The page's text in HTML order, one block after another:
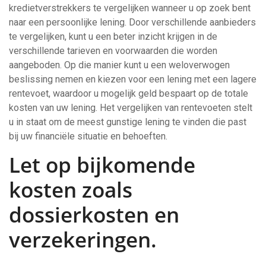
kredietverstrekkers te vergelijken wanneer u op zoek bent
naar een persoonlijke lening. Door verschillende aanbieders
te vergelijken, kunt u een beter inzicht krijgen in de
verschillende tarieven en voorwaarden die worden
aangeboden. Op die manier kunt u een weloverwogen
beslissing nemen en kiezen voor een lening met een lagere
rentevoet, waardoor u mogelijk geld bespaart op de totale
kosten van uw lening. Het vergelijken van rentevoeten stelt
u in staat om de meest gunstige lening te vinden die past
bij uw financiële situatie en behoeften.
Let op bijkomende
kosten zoals
dossierkosten en
verzekeringen.